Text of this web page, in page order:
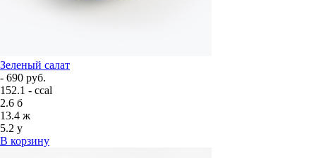
Зеленый салат
- 690 руб.
152.1 - ccal
2.6 б
13.4 ж
5.2 у
В корзину